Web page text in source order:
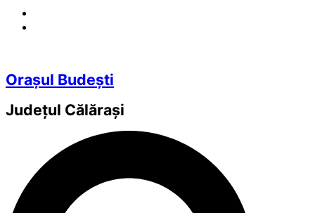
Orașul Budești
Județul Călărași